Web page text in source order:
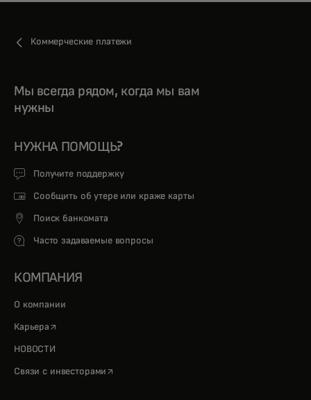
Коммерческие платежи
Мы всегда рядом, когда мы вам
нужны
НУЖНА ПОМОЩЬ?
Получите поддержку
Сообщить об утере или краже карты
Поиск банкомата
Часто задаваемые вопросы
КОМПАНИЯ
О компании
Карьера opens in a new tab
НОВОСТИ
Связи с инвесторами opens in a new tab